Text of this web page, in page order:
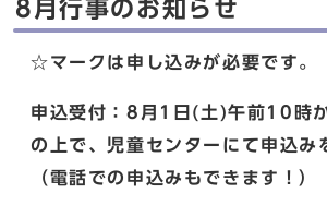
8月行事のお知らせ
☆マークは申し込みが必要です。
申込受付：8月1日(土)午前10時
の上で、児童センターにて申込み
（電話での申込みもできます！）